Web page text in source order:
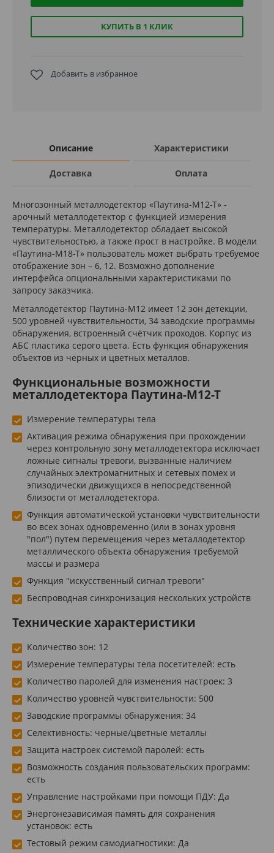
КУПИТЬ В 1 КЛИК
Добавить в избранное
Описание Характеристики
Доставка Оплата
Многозонный металлодетектор «Паутина-М12-Т» -
арочный металлодетектор с функцией измерения
температуры. Металлодетектор обладает высокой
чувствительностью, а также прост в настройке. В модели
«Паутина-М18-Т» пользователь может выбрать требуемое
отображение зон – 6, 12. Возможно дополнение
интерфейса опциональными характеристиками по
запросу заказчика.
Металлодетектор Паутина-М12 имеет 12 зон детекции,
500 уровней чувствительности, 34 заводские программы
обнаружения, встроенный счётчик проходов. Корпус из
АБС пластика серого цвета. Есть функция обнаружения
объектов из черных и цветных металлов.
Функциональные возможности
металлодетектора Паутина-М12-Т
Измерение температуры тела
Активация режима обнаружения при прохождении
через контрольную зону металлодетектора исключает
ложные сигналы тревоги, вызванные наличием
случайных электромагнитных и сетевых помех и
эпизодически движущихся в непосредственной
близости от металлодетектора.
Функция автоматической установки чувствительности
во всех зонах одновременно (или в зонах уровня
"пол") путем перемещения через металлодетектор
металлического объекта обнаружения требуемой
массы и размера
Функция "искусственный сигнал тревоги"
Беспроводная синхронизация нескольких устройств
Технические характеристики
Количество зон: 12
Измерение температуры тела посетителей: есть
Количество паролей для изменения настроек: 3
Количество уровней чувствительности: 500
Заводские программы обнаружения: 34
Селективность: черные/цветные металлы
Защита настроек системой паролей: есть
Возможность создания пользовательских программ:
есть
Управление настройками при помощи ПДУ: Да
Энергонезависимая память для сохранения
установок: есть
Тестовый режим самодиагностики: Да